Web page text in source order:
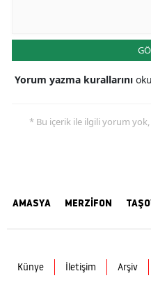
Yorum yazma kurallarını
* Bu içerik ile ilgili yorum yok,
AMASYA MERZİFON
Künye İletişim Arşiv